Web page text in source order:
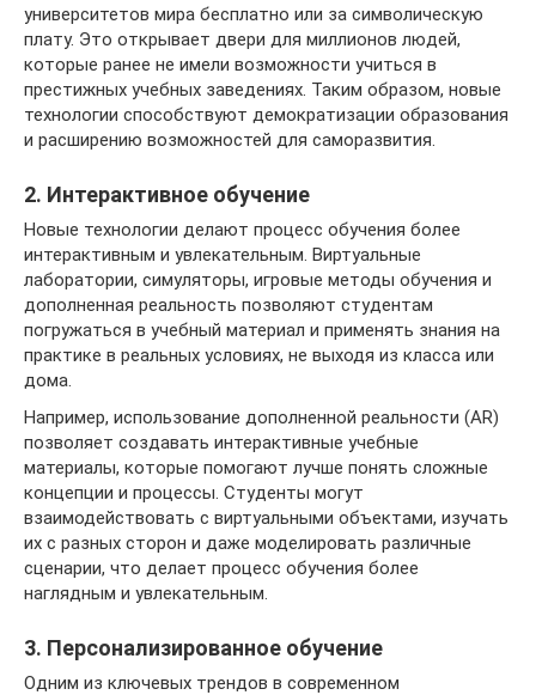
университетов мира бесплатно или за символическую
плату. Это открывает двери для миллионов людей,
которые ранее не имели возможности учиться в
престижных учебных заведениях. Таким образом, новые
технологии способствуют демократизации образования
и расширению возможностей для саморазвития.
2. Интерактивное обучение
Новые технологии делают процесс обучения более
интерактивным и увлекательным. Виртуальные
лаборатории, симуляторы, игровые методы обучения и
дополненная реальность позволяют студентам
погружаться в учебный материал и применять знания на
практике в реальных условиях, не выходя из класса или
дома.
Например, использование дополненной реальности (AR)
позволяет создавать интерактивные учебные
материалы, которые помогают лучше понять сложные
концепции и процессы. Студенты могут
взаимодействовать с виртуальными объектами, изучать
их с разных сторон и даже моделировать различные
сценарии, что делает процесс обучения более
наглядным и увлекательным.
3. Персонализированное обучение
Одним из ключевых трендов в современном